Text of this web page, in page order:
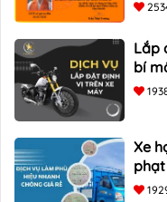
bài viết dưới đây để
rõ hơn khi gia nhập
nhé.
Lắp
bí
Xe